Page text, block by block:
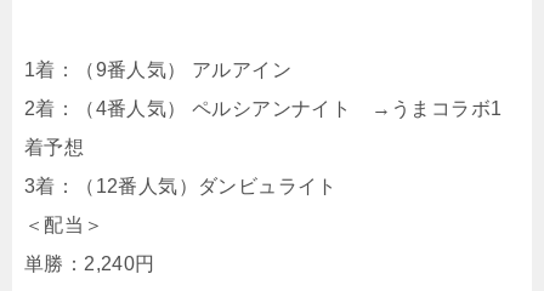
1着：（9番人気） アルアイン
2着：（4番人気） ペルシアンナイト →うまコラボ1
着予想
3着：（12番人気）ダンビュライト
＜配当＞
単勝：2,240円